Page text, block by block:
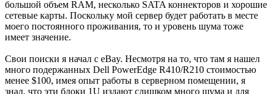
большой объем RAM, несколько SATA коннекторов и хорошие
сетевые карты. Поскольку мой сервер будет работать в месте
моего постоянного проживания, то и уровень шума тоже
имеет значение.
Свои поиски я начал с eBay. Несмотря на то, что там я нашел
много подержанных Dell PowerEdge R410/R210 стоимостью
менее $100, имея опыт работы в серверном помещении, я
знал, что эти блоки 1U издают слишком много шума и для